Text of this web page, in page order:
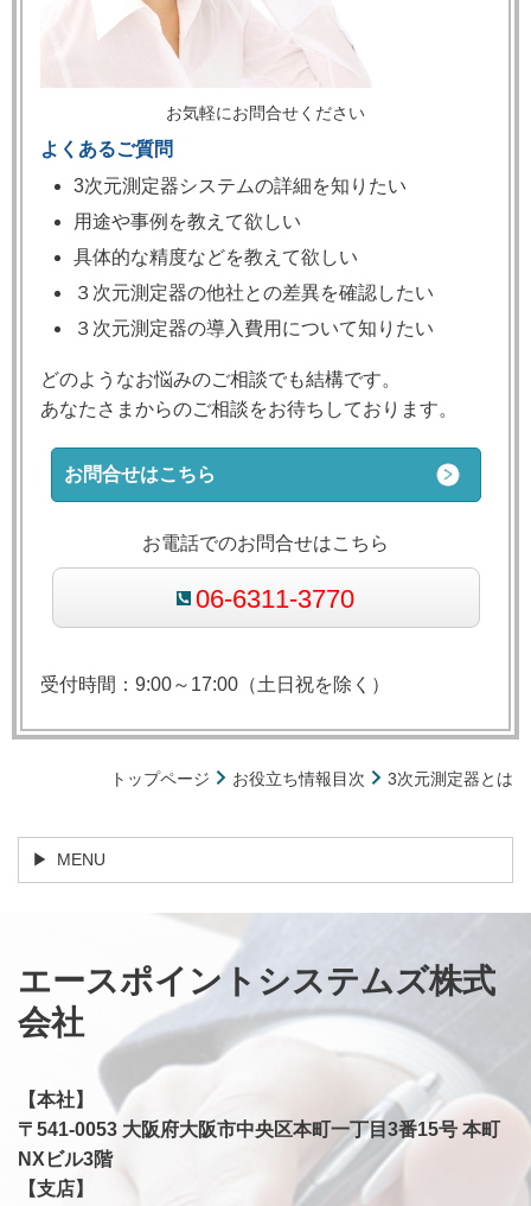
お気軽にお問合せください
よくあるご質問
3次元測定器システムの詳細を知りたい
用途や事例を教えて欲しい
具体的な精度などを教えて欲しい
３次元測定器の他社との差異を確認したい
３次元測定器の導入費用について知りたい
どのようなお悩みのご相談でも結構です。
あなたさまからのご相談をお待ちしております。
お問合せはこちら
お電話でのお問合せはこちら
06-6311-3770
受付時間：9:00～17:00（土日祝を除く）
トップページ お役立ち情報目次 3次元測定器とは
MENU
エースポイントシステムズ株式
会社
【本社】
〒541-0053 大阪府大阪市中央区本町一丁目3番15号 本町
NXビル3階
【支店】